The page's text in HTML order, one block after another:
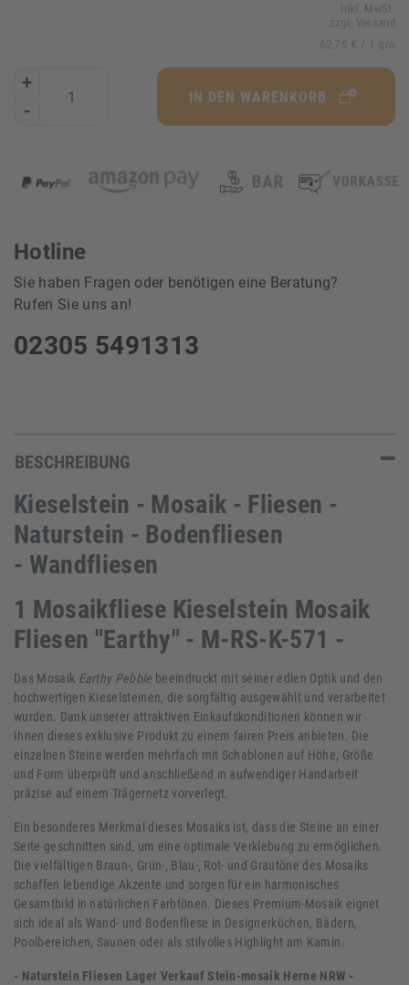
Inkl. MwSt.
zzgl. Versand
62,78 € / 1 qm
+
-
IN DEN WARENKORB
Hotline
Sie haben Fragen oder benötigen eine Beratung?
Rufen Sie uns an!
02305 5491313
BESCHREIBUNG
Kieselstein - Mosaik - Fliesen -
Naturstein - Bodenfliesen
- Wandfliesen
1 Mosaikfliese Kieselstein Mosaik
Fliesen "Earthy" - M-RS-K-571 -
Das Mosaik Earthy Pebble beeindruckt mit seiner edlen Optik und den
hochwertigen Kieselsteinen, die sorgfältig ausgewählt und verarbeitet
wurden. Dank unserer attraktiven Einkaufskonditionen können wir
Ihnen dieses exklusive Produkt zu einem fairen Preis anbieten. Die
einzelnen Steine werden mehrfach mit Schablonen auf Höhe, Größe
und Form überprüft und anschließend in aufwendiger Handarbeit
präzise auf einem Trägernetz vorverlegt.
Ein besonderes Merkmal dieses Mosaiks ist, dass die Steine an einer
Seite geschnitten sind, um eine optimale Verklebung zu ermöglichen.
Die vielfältigen Braun-, Grün-, Blau-, Rot- und Grautöne des Mosaiks
schaffen lebendige Akzente und sorgen für ein harmonisches
Gesamtbild in natürlichen Farbtönen. Dieses Premium-Mosaik eignet
sich ideal als Wand- und Bodenfliese in Designerküchen, Bädern,
Poolbereichen, Saunen oder als stilvolles Highlight am Kamin.
- Naturstein Fliesen Lager Verkauf Stein-mosaik Herne NRW -